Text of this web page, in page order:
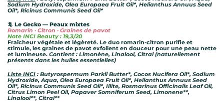
Sodium Hydroxide, Olea Europaea Fruit Oil*, Helianthus Annuus Seed
Oil*, Ricinus Communis Seed Oil*
🦎 Le Gecko — Peaux mixtes
Romarin · Citron · Graines de pavot
Note INCI Beauty : 19,3/20
Fraîcheur végétale et légèreté. Le duo romarin-citron purifie et
stimule, les graines de pavot exfolient en douceur pour une peau nette
et lumineuse. Contient : Limonène, Linalool, Citral (naturellement
présents dans les huiles essentielles)
Liste INCI : Butyrospermum Parkii Butter*, Cocos Nucifera Oil*, Sodium
Hydroxide, Aqua, Olea Europaea Fruit Oil*, Helianthus Annuus Seed
Oil*, Ricinus Communis Seed Oil*, Illite, Rosmarinus Officinalis Leaf Oil,
Citrus Limon Peel Oil, Papaver Somniferum Seed, Limonene**,
Linalool**, Citral**